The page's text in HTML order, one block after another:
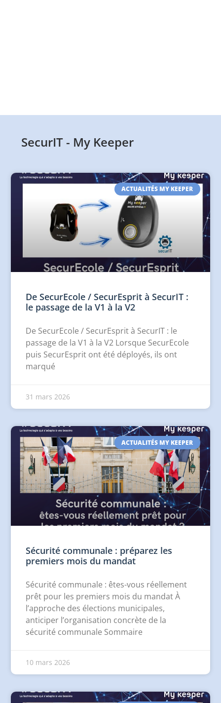
SecurIT - My Keeper
ACTUALITÉS MY KEEPER
De SecurEcole / SecurEsprit à SecurIT :
le passage de la V1 à la V2
De SecurEcole / SecurEsprit à SecurIT : le
passage de la V1 à la V2 Lorsque SecurEcole
puis SecurEsprit ont été déployés, ils ont
marqué
31 mars 2026
ACTUALITÉS MY KEEPER
Sécurité communale : préparez les
premiers mois du mandat
Sécurité communale : êtes-vous réellement
prêt pour les premiers mois du mandat À
l’approche des élections municipales,
anticiper l’organisation concrète de la
sécurité communale Sommaire
10 mars 2026